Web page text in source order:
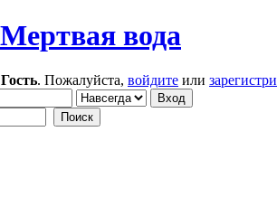
вода
Гость. Пожалуйста, войдите или